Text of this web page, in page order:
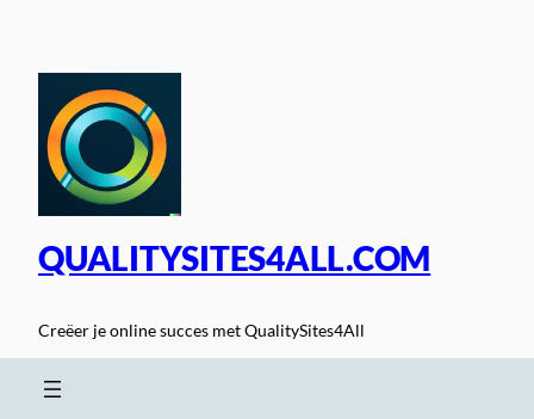
inhoud
QUALITYSITES4ALL.COM
Creëer je online succes met QualitySites4All